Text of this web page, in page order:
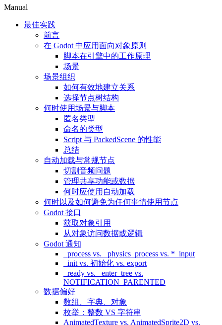
Manual
最佳实践
前言
在 Godot 中应用面向对象原则
脚本在引擎中的工作原理
场景
场景组织
如何有效地建立关系
选择节点树结构
何时使用场景与脚本
匿名类型
命名的类型
Script 与 PackedScene 的性能
总结
自动加载与常规节点
切割音频问题
管理共享功能或数据
何时应使用自动加载
何时以及如何避免为任何事情使用节点
Godot 接口
获取对象引用
从对象访问数据或逻辑
Godot 通知
_process vs. _physics_process vs. *_input
_init vs. 初始化 vs. export
_ready vs. _enter_tree vs.
NOTIFICATION_PARENTED
数据偏好
数组、字典、对象
枚举：整数 VS 字符串
AnimatedTexture vs. AnimatedSprite2D vs.